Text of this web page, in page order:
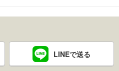
LINEで送る